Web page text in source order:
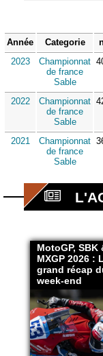
Année Categorie
2023
Championnat
de france
Sable
2022
Championnat
de france
Sable
2021
Championnat
de france
Sable
MotoGP, SBK
MXGP 2026 :
grand récap
week-end